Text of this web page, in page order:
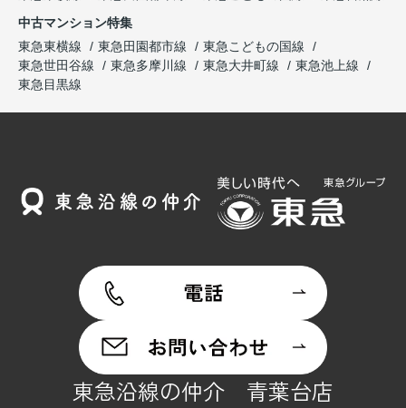
中古マンション特集
東急東横線
東急田園都市線
東急こどもの国線
東急世田谷線
東急多摩川線 東急大井町線
東急池上線
東急目黒線
東急沿線の仲介 青葉台店